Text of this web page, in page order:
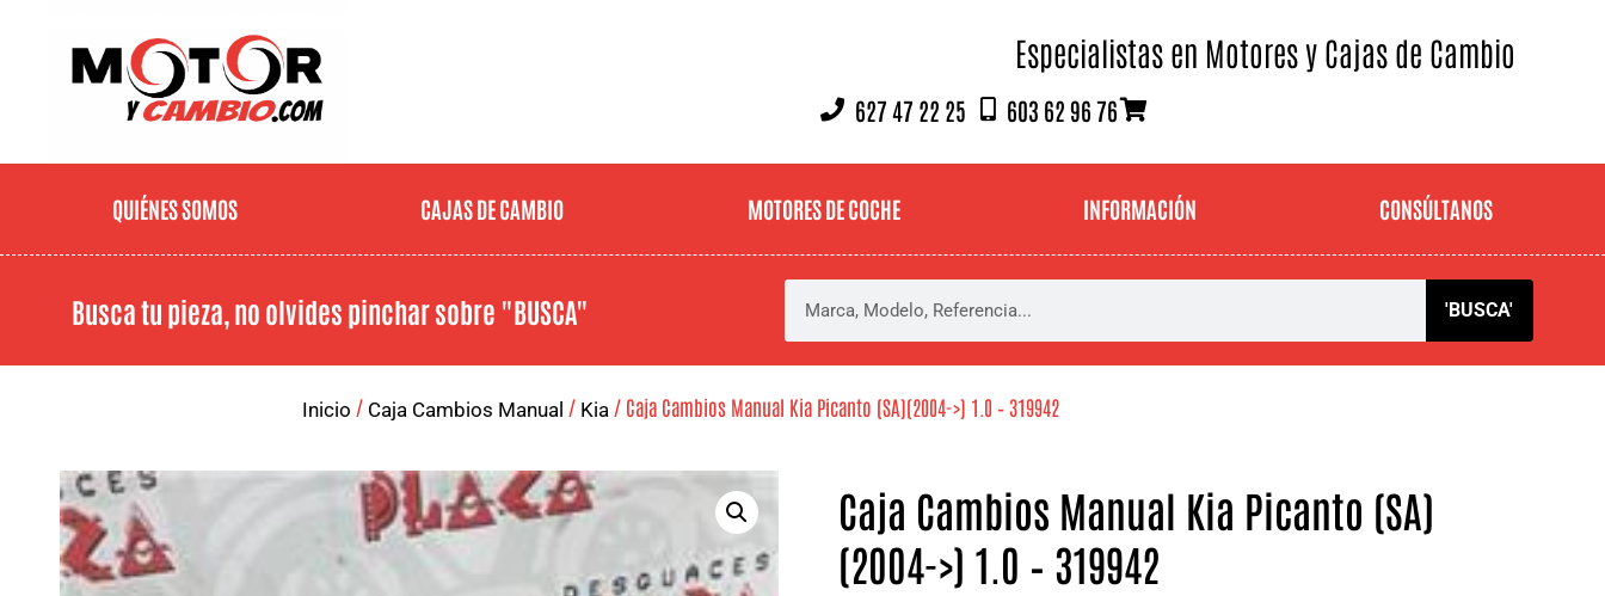
Especialistas en Motores y Cajas de Cambio
627 47 22 25 603 62 96 76
QUIÉNES SOMOS CAJAS DE CAMBIO MOTORES DE COCHE INFORMACIÓN CONSÚLTANOS
Busca tu pieza, no olvides pinchar sobre "BUSCA" 'BUSCA'
Inicio / Caja Cambios Manual / Kia / Caja Cambios Manual Kia Picanto (SA)(2004->) 1.0 – 319942
Caja Cambios Manual Kia Picanto (SA)
(2004->) 1.0 – 319942